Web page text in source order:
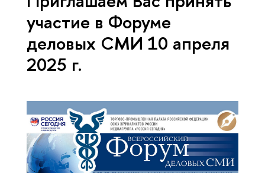
участие в Форуме
деловых СМИ 10 апреля
2025 г.